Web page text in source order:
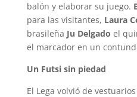
balón y elaborar su juego.
para las visitantes, Laura
brasileña Ju Delgado el
el marcador en un
Un Futsi sin piedad
El Lega volvió de